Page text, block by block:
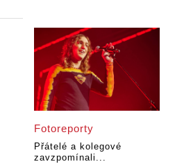
Fotoreporty
Přátelé a kolegové
zavzpomínali...